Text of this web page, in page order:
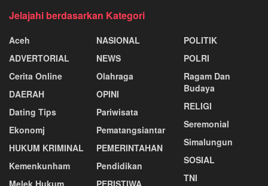
Jelajahi berdasarkan Kategori
Aceh
ADVERTORIAL
Cerita Online
DAERAH
Dating Tips
Ekonomj
HUKUM KRIMINAL
Kemenkunham
Melek Hukum
NASIONAL
NEWS
Olahraga
OPINI
Pariwisata
Pematangsiantar
PEMERINTAHAN
Pendidikan
PERISTIWA
POLITIK
POLRI
Ragam Dan
Budaya
RELIGI
Seremonial
Simalungun
SOSIAL
TNI